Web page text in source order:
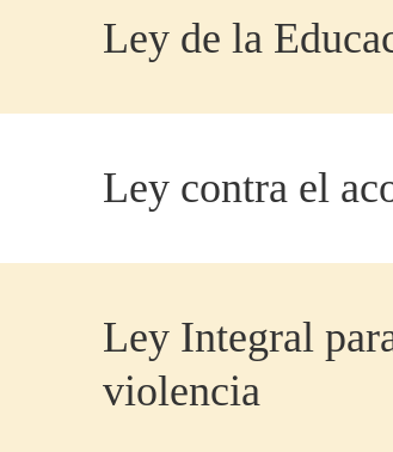
Ley de la
Ley contra el
Ley Integral
violencia